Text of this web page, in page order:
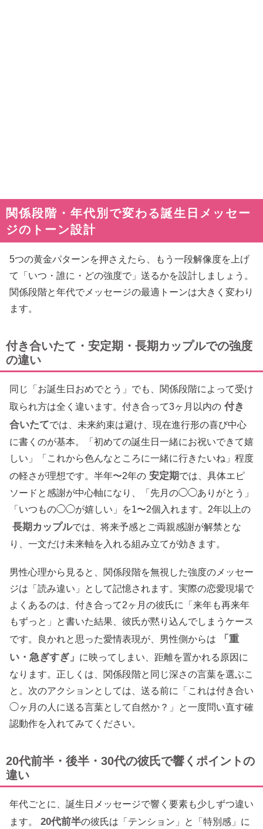
関係段階・年代別で変わる誕生日メッセー
ジのトーン設計
5つの黄金パターンを押さえたら、もう一段解像度を上げ
て「いつ・誰に・どの強度で」送るかを設計しましょう。
関係段階と年代でメッセージの最適トーンは大きく変わり
ます。
付き合いたて・安定期・長期カップルでの強度
の違い
同じ「お誕生日おめでとう」でも、関係段階によって受け
取られ方は全く違います。付き合って3ヶ月以内の 付き
合いたてでは、未来約束は避け、現在進行形の喜び中心
に書くのが基本。「初めての誕生日一緒にお祝いできて嬉
しい」「これから色んなところに一緒に行きたいね」程度
の軽さが理想です。半年〜2年の 安定期では、具体エピ
ソードと感謝が中心軸になり、「先月の◯◯ありがとう」
「いつもの◯◯が嬉しい」を1〜2個入れます。2年以上の
長期カップルでは、将来予感とご両親感謝が解禁とな
り、一文だけ未来軸を入れる組み立てが効きます。
男性心理から見ると、関係段階を無視した強度のメッセー
ジは「読み違い」として記憶されます。実際の恋愛現場で
よくあるのは、付き合って2ヶ月の彼氏に「来年も再来年
もずっと」と書いた結果、彼氏が黙り込んでしまうケース
です。良かれと思った愛情表現が、男性側からは
「重
い・急ぎすぎ」 に映ってしまい、距離を置かれる原因に
なります。正しくは、関係段階と同じ深さの言葉を選ぶこ
と。次のアクションとしては、送る前に「これは付き合い
◯ヶ月の人に送る言葉として自然か？」と一度問い直す確
認動作を入れてみてください。
20代前半・後半・30代の彼氏で響くポイントの
違い
年代ごとに、誕生日メッセージで響く要素も少しずつ違い
ます。
20代前半の彼氏は「テンション」と「特別感」に